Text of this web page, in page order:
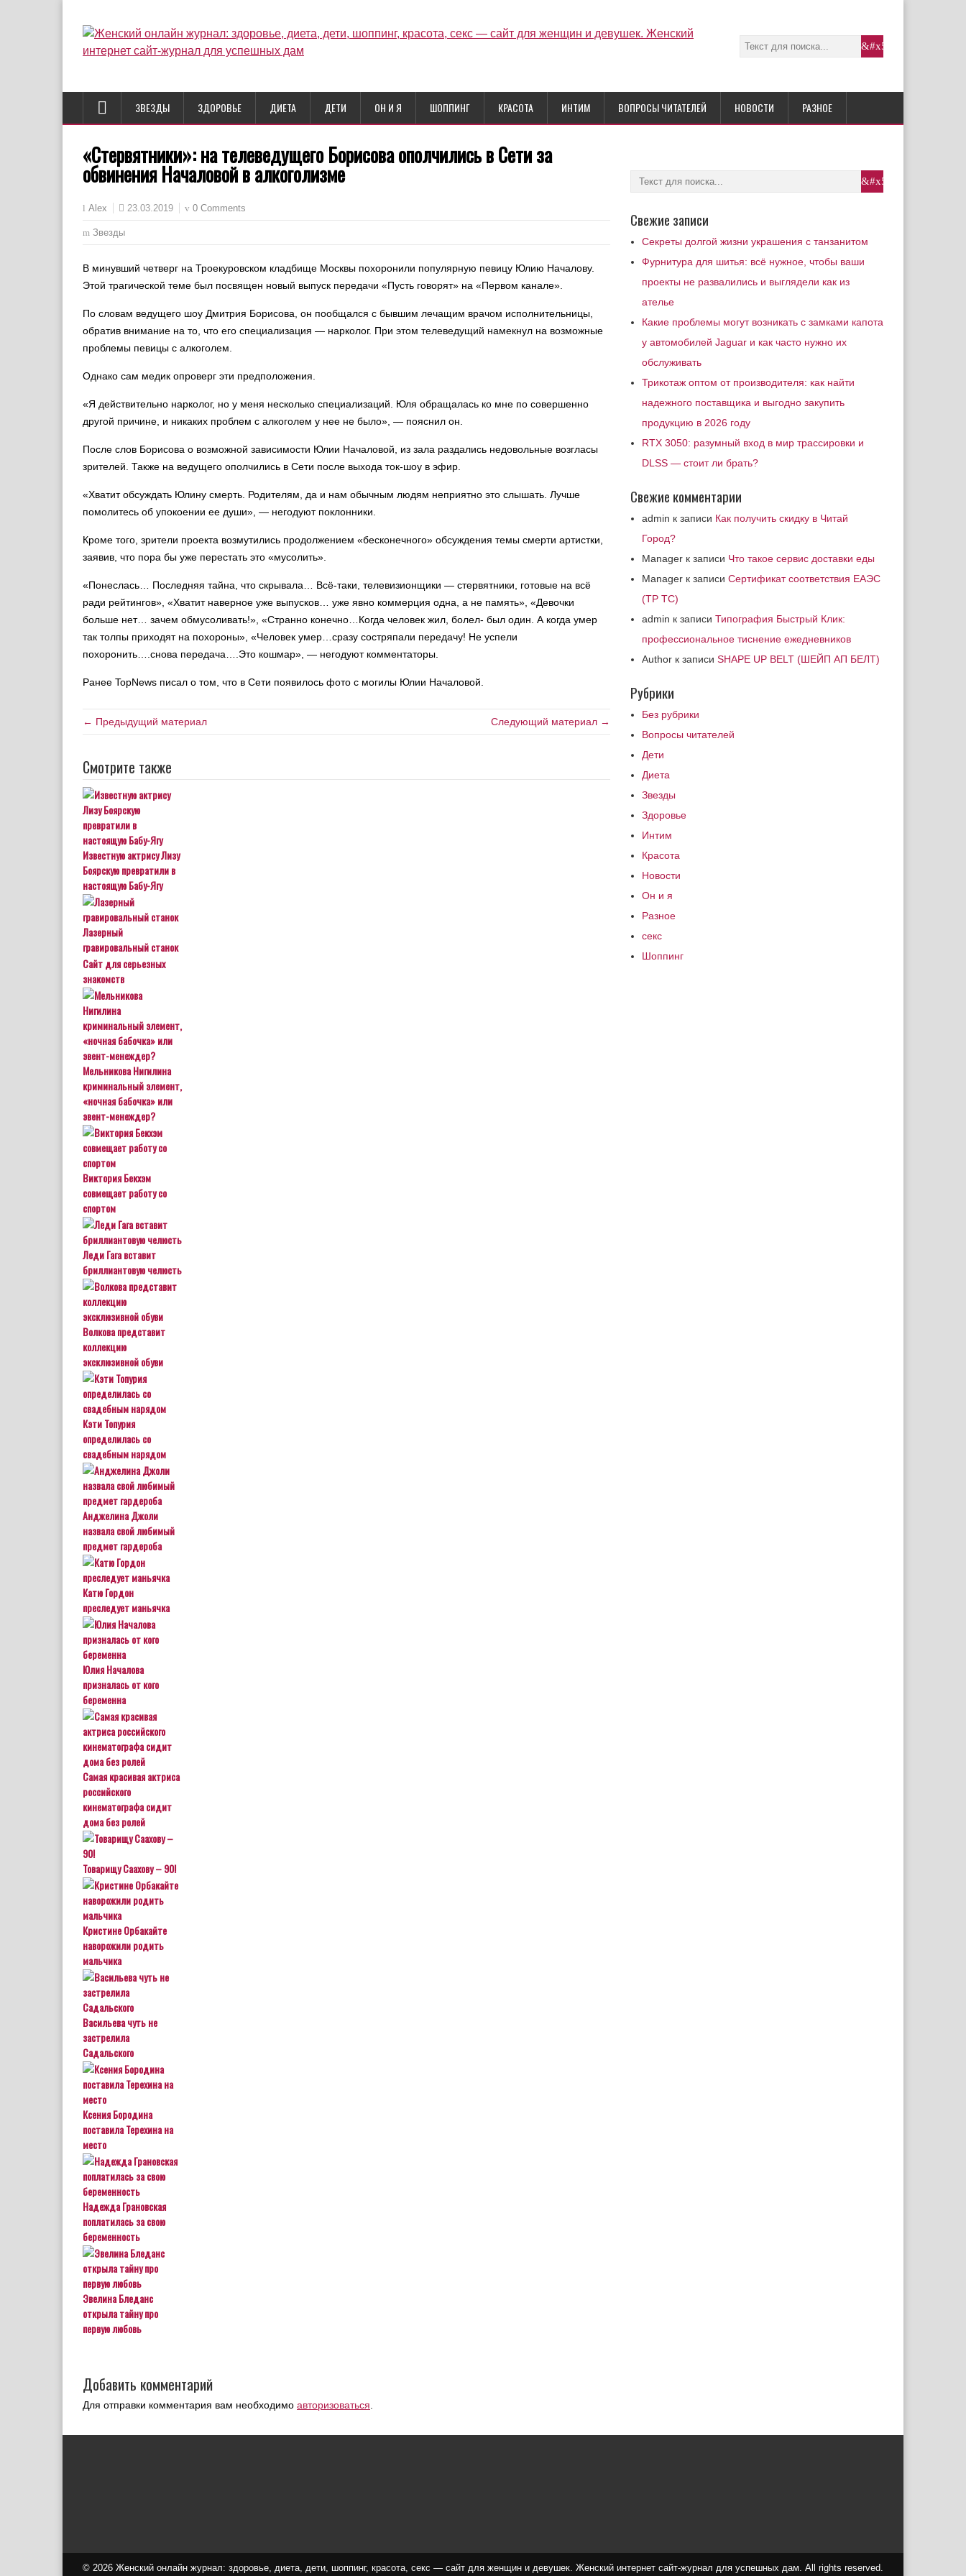
ЗВЕЗДЫ ЗДОРОВЬЕ ДИЕТА ДЕТИ ОН И Я ШОППИНГ КРАСОТА ИНТИМ ВОПРОСЫ ЧИТАТЕЛЕЙ НОВОСТИ РАЗНОЕ
«Стервятники»: на телеведущего Борисова ополчились в Сети за
обвинения Началовой в алкоголизме
Alex 23.03.2019 0 Comments
Звезды
В минувший четверг на Троекуровском кладбище Москвы похоронили популярную певицу Юлию Началову.
Этой трагической теме был посвящен новый выпуск передачи «Пусть говорят» на «Первом канале».
По словам ведущего шоу Дмитрия Борисова, он пообщался с бывшим лечащим врачом исполнительницы,
обратив внимание на то, что его специализация — нарколог. При этом телеведущий намекнул на возможные
проблемы певицы с алкоголем.
Однако сам медик опроверг эти предположения.
«Я действительно нарколог, но у меня несколько специализаций. Юля обращалась ко мне по совершенно
другой причине, и никаких проблем с алкоголем у нее не было», — пояснил он.
После слов Борисова о возможной зависимости Юлии Началовой, из зала раздались недовольные возгласы
зрителей. Также на ведущего ополчились в Сети после выхода ток-шоу в эфир.
«Хватит обсуждать Юлину смерть. Родителям, да и нам обычным людям неприятно это слышать. Лучше
помолитесь об упокоении ее души», — негодуют поклонники.
Кроме того, зрители проекта возмутились продолжением «бесконечного» обсуждения темы смерти артистки,
заявив, что пора бы уже перестать это «мусолить».
«Понеслась… Последняя тайна, что скрывала… Всё-таки, телевизионщики — стервятники, готовые на всё
ради рейтингов », «Хватит наверное уже выпусков… уже явно коммерция одна, а не память », «Девочки
больше нет… зачем обмусоливать!», «Странно конечно…Когда человек жил, болел- был один. А когда умер
так толпы приходят на похороны», «Человек умер…сразу состряпали передачу! Не успели
похоронить….снова передача….Это кошмар », — негодуют комментаторы.
Ранее TopNews писал о том, что в Сети появилось фото с могилы Юлии Началовой.
← Предыдущий материал Следующий материал →
Смотрите также
Известную актрису Лизу
Боярскую превратили в
настоящую Бабу-Ягу
Лазерный
гравировальный станок
Сайт для серьезных
знакомств
Мельникова Нигилина
криминальный элемент,
«ночная бабочка» или
эвент-менеждер?
Виктория Бекхэм
совмещает работу со
спортом
Леди Гага вставит
бриллиантовую челюсть
Волкова представит
коллекцию
эксклюзивной обуви
Кэти Топурия
определилась со
свадебным нарядом
Анджелина Джоли
назвала свой любимый
предмет гардероба
Катю Гордон
преследует маньячка
Юлия Началова
призналась от кого
беременна
Самая красивая актриса
российского
кинематографа сидит
дома без ролей
Товарищу Саахову – 90!
Кристине Орбакайте
наворожили родить
мальчика
Васильева чуть не
застрелила
Садальского
Ксения Бородина
поставила Терехина на
место
Надежда Грановская
поплатилась за свою
беременность
Эвелина Бледанс
открыла тайну про
первую любовь
Добавить комментарий
Для отправки комментария вам необходимо авторизоваться
Свежие записи
Секреты долгой жизни украшения с танзанитом
Фурнитура для шитья: всё нужное, чтобы ваши
проекты не развалились и выглядели как из
ателье
Какие проблемы могут возникать с замками капота
у автомобилей Jaguar и как часто нужно их
обслуживать
Трикотаж оптом от производителя: как найти
надежного поставщика и выгодно закупить
продукцию в 2026 году
RTX 3050: разумный вход в мир трассировки и
DLSS — стоит ли брать?
Свежие комментарии
admin к записи Как получить скидку в Читай
Город?
Manager к записи Что такое сервис доставки еды
Manager к записи Сертификат соответствия ЕАЭС
(ТР ТС)
admin к записи Типография Быстрый Клик:
профессиональное тиснение ежедневников
Author к записи SHAPE UP BELT (ШЕЙП АП БЕЛТ)
Рубрики
Без рубрики
Вопросы читателей
Дети
Диета
Звезды
Здоровье
Интим
Красота
Новости
Он и я
Разное
секс
Шоппинг
© 2026 Женский онлайн журнал: здоровье, диета, дети, шоппинг, красота, секс — сайт для женщин и девушек. Женский интернет сайт-журнал для успешных дам. All rights reserved.